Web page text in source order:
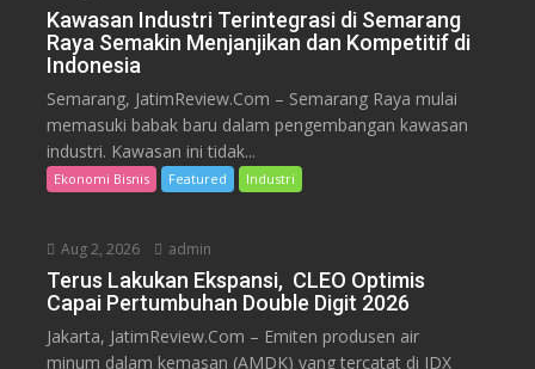
Kawasan Industri Terintegrasi di Semarang
Raya Semakin Menjanjikan dan Kompetitif di
Indonesia
Semarang, JatimReview.Com – Semarang Raya mulai
memasuki babak baru dalam pengembangan kawasan
industri. Kawasan ini tidak...
Ekonomi Bisnis Featured Industri
Aug 2, 2026 admin
Terus Lakukan Ekspansi, CLEO Optimis
Capai Pertumbuhan Double Digit 2026
Jakarta, JatimReview.Com – Emiten produsen air
minum dalam kemasan (AMDK) yang tercatat di IDX